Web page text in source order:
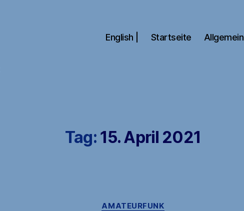
English | Startseite Allgemein
Tag: 15. April 2021
Kategorien
AMATEURFUNK